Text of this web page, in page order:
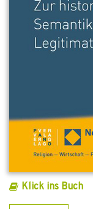
Klick ins Buch